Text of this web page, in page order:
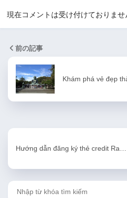
現在コメントは受け付けておりませ
前の記事
Khám phá vẻ đẹp
Hướng dẫn đăng ký thẻ credit Ra…